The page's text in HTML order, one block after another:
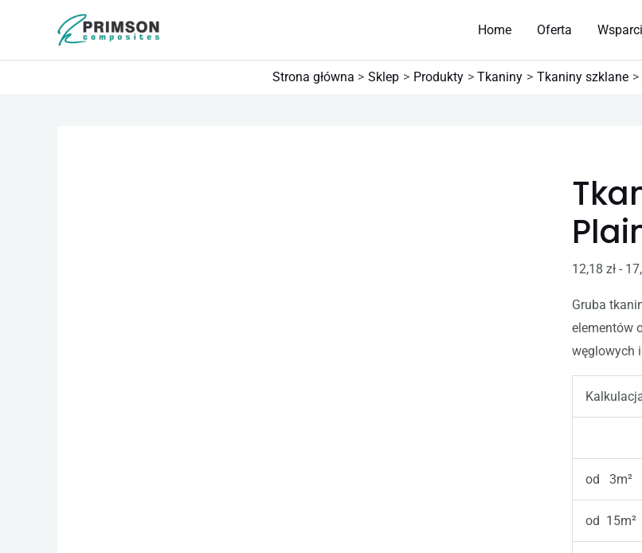
treści
Home Oferta
Strona główna Sklep Produkty Tkaniny Tkaniny szklane
12,18 zł-
Gruba
elementów
węglowych
od 3m²
od 15m²
szklana
390g
plain